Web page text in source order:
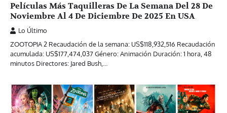
Películas Más Taquilleras De La Semana Del 28 De
Noviembre Al 4 De Diciembre De 2025 En USA
Lo Último
ZOOTOPIA 2 Recaudación de la semana: US$118,932,516 Recaudación
acumulada: US$177,474,037 Género: Animación Duración: 1 hora, 48
minutos Directores: Jared Bush,…